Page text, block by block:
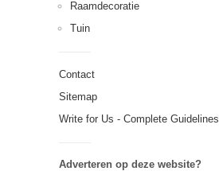
Raamdecoratie
Tuin
Contact
Sitemap
Write for Us - Complete Guidelines
Adverteren op deze website?